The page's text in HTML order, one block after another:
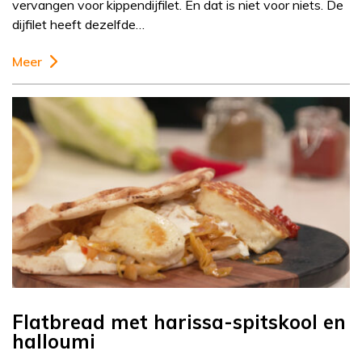
vervangen voor kippendijfilet. En dat is niet voor niets. De
dijfilet heeft dezelfde…
Meer
Flatbread met harissa-spitskool en
halloumi